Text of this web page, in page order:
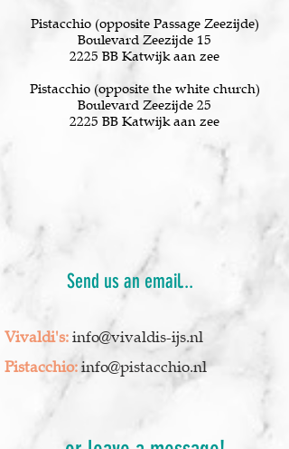
Send us an email...
Vivaldi's:info@vivaldis-ijs.nl
Pistacchio:info@pistacchio.nl
Pistacchio (opposite Passage Zeezijde)
Boulevard Zeezijde 15
2225 BB Katwijk aan zee
Pistacchio (opposite the white church)
Boulevard Zeezijde 25
2225 BB Katwijk aan zee